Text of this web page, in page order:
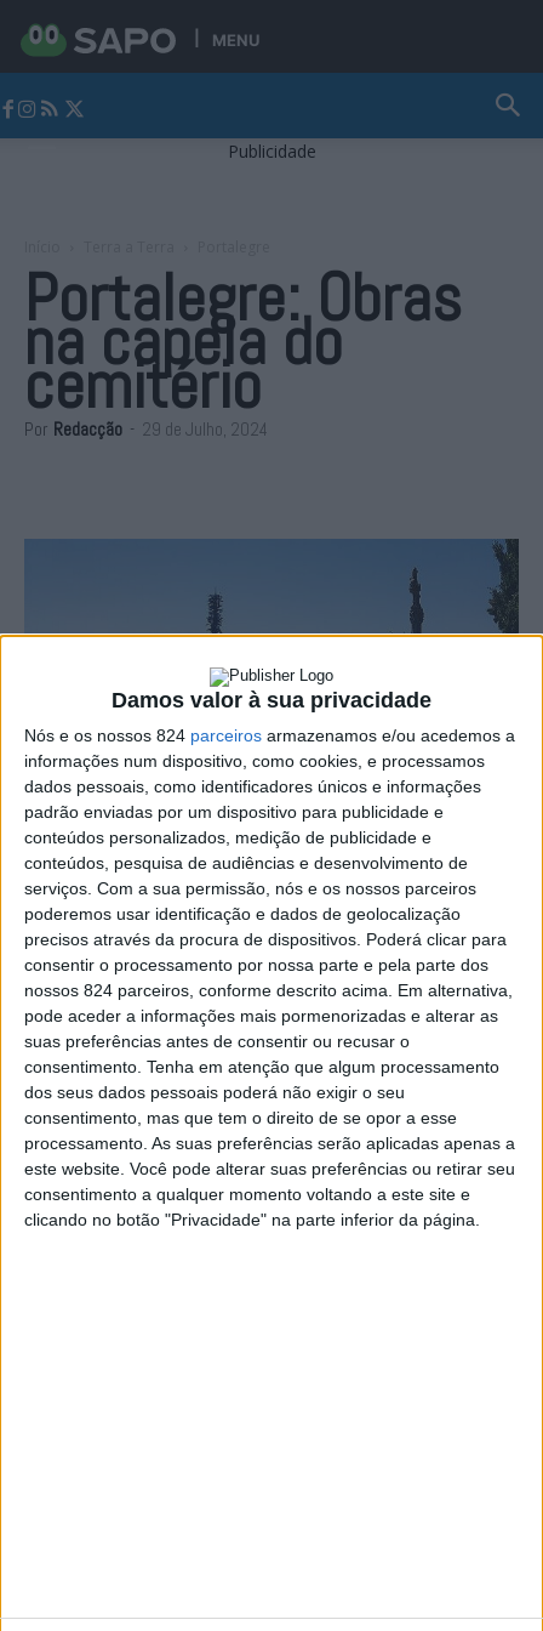
Damos valor à sua privacidade
Nós e os nossos 824 parceiros armazenamos e/ou acedemos a
informações num dispositivo, como cookies, e processamos
dados pessoais, como identificadores únicos e informações
padrão enviadas por um dispositivo para publicidade e
conteúdos personalizados, medição de publicidade e
conteúdos, pesquisa de audiências e desenvolvimento de
serviços. Com a sua permissão, nós e os nossos parceiros
poderemos usar identificação e dados de geolocalização
precisos através da procura de dispositivos. Poderá clicar para
consentir o processamento por nossa parte e pela parte dos
nossos 824 parceiros, conforme descrito acima. Em alternativa,
pode aceder a informações mais pormenorizadas e alterar as
suas preferências antes de consentir ou recusar o
consentimento. Tenha em atenção que algum processamento
dos seus dados pessoais poderá não exigir o seu
consentimento, mas que tem o direito de se opor a esse
processamento. As suas preferências serão aplicadas apenas a
este website. Você pode alterar suas preferências ou retirar seu
consentimento a qualquer momento voltando a este site e
clicando no botão "Privacidade" na parte inferior da página.
MENU
Publicidade
Portalegre: Obras
na capela do
cemitério
Por Redacção - 29 de Julho, 2024
O Município de Portalegre vai investir cerca de 25 mil
euros na remodelação da cobertura da capela do
cemitério, tendo por objectivo a refuncionalização
daquele espaço que se encontra encerrado há vários anos.
O auto de consignação foi assinado esta segunda-feira,
dia 29, e a obra, que ficará a cargo de José Pereira da
Silva, empresário em nome individual, consiste na